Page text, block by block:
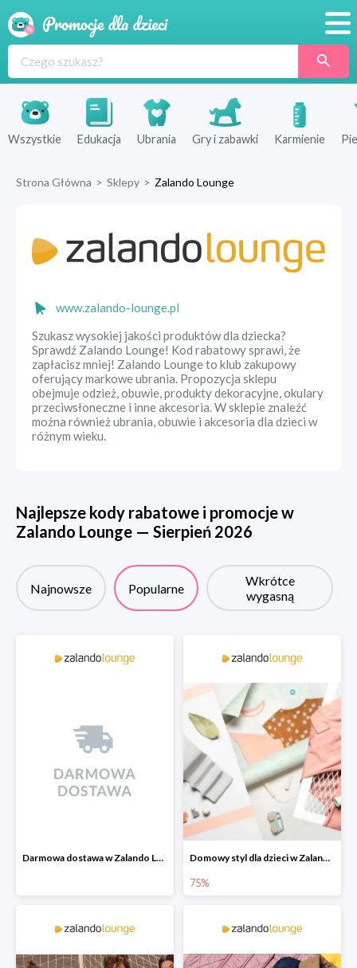
Produkty
Sklepy
Wszystkie Edukacja Ubrania Gry i zabawki Karmienie
Strona Główna > Sklepy > Zalando Lounge
www.zalando-lounge.pl
Szukasz wysokiej jakości produktów dla dziecka?
Sprawdź Zalando Lounge! Kod rabatowy sprawi, że
zapłacisz mniej! Zalando Lounge to klub zakupowy
oferujący markowe ubrania. Propozycja sklepu
obejmuje odzież, obuwie, produkty dekoracyjne, okulary
przeciwsłoneczne i inne akcesoria. W sklepie znaleźć
można również ubrania, obuwie i akcesoria dla dzieci w
różnym wieku.
Najlepsze kody rabatowe i promocje w
Zalando Lounge — Sierpień 2026
Najnowsze Popularne
Wkrótce
wygasną
Darmowa dostawa w Zalando Lounge Domowy styl dla dzieci w Zalando Lounge do -75%
75%